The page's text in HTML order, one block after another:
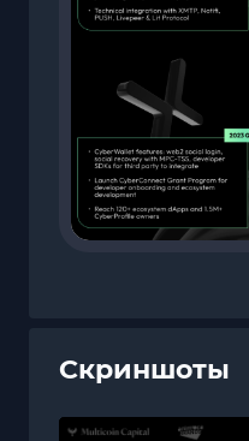
Скриншоты